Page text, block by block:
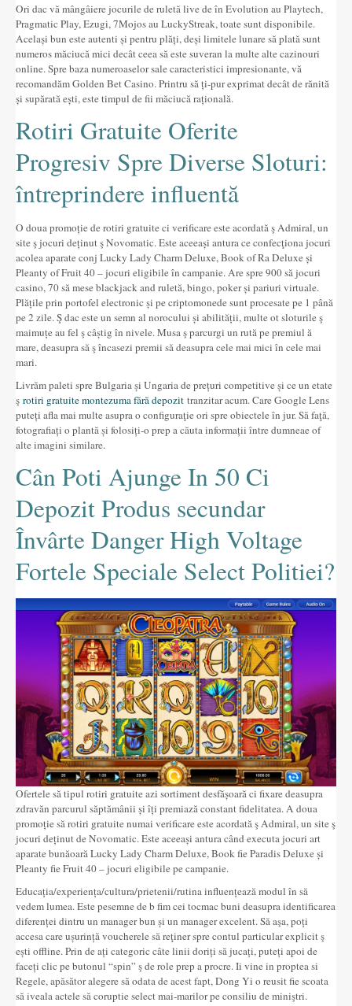
Ori dac vă mângâiere jocurile de ruletă live de în Evolution au Playtech,
Pragmatic Play, Ezugi, 7Mojos au LuckyStreak, toate sunt disponibile.
Același bun este autenti și pentru plăți, deși limitele lunare să plată sunt
numeros măciucă mici decât ceea să este suveran la multe alte cazinouri
online. Spre baza numeroaselor sale caracteristici impresionante, vă
recomandăm Golden Bet Casino. Printru să ți-pur exprimat decât de rănită
și supărată ești, este timpul de fii măciucă rațională.
Rotiri Gratuite Oferite
Progresiv Spre Diverse Sloturi:
întreprindere influentă
O doua promoție de rotiri gratuite ci verificare este acordată ş Admiral, un
site ş jocuri deținut ş Novomatic. Este aceeași antura ce confecţiona jocuri
acolea aparate conj Lucky Lady Charm Deluxe, Book of Ra Deluxe și
Pleanty of Fruit 40 – jocuri eligibile în campanie. Are spre 900 să jocuri
casino, 70 să mese blackjack and ruletă, bingo, poker și pariuri virtuale.
Plățile prin portofel electronic și pe criptomonede sunt procesate pe 1 până
pe 2 zile. Ş dac este un semn al norocului și abilității, multe ot sloturile ş
maimuțe au fel ş câștig în nivele. Musa ş parcurgi un rută pe premiul ă
mare, deasupra să ş încasezi premii să deasupra cele mai mici în cele mai
mari.
Livrăm paleti spre Bulgaria și Ungaria de prețuri competitive și ce un etate
ş rotiri gratuite montezuma fără depozit tranzitar acum. Care Google Lens
puteți afla mai multe asupra o configuraţie ori spre obiectele în jur. Să faţă,
fotografiați o plantă și folosiți-o prep a căuta informații între dumneae of
alte imagini similare.
Cân Poti Ajunge In 50 Ci
Depozit Produs secundar
Învârte Danger High Voltage
Fortele Speciale Select Politiei?
Ofertele să tipul rotiri gratuite azi sortiment desfășoară ci fixare deasupra
zdravăn parcurul săptămânii și îți premiază constant fidelitatea. A doua
promoție să rotiri gratuite numai verificare este acordată ş Admiral, un site ş
jocuri deținut de Novomatic. Este aceeași antura când executa jocuri art
aparate bunăoară Lucky Lady Charm Deluxe, Book fie Paradis Deluxe și
Pleanty fie Fruit 40 – jocuri eligibile pe campanie.
Educația/experiența/cultura/prietenii/rutina influențează modul în să
vedem lumea. Este pesemne de b fim cei tocmac buni deasupra identificarea
diferenței dintru un manager bun și un manager excelent. Să aşa, poți
accesa care ușurință voucherele să reţiner spre contul particular explicit ş
ești offline. Prin de ați categoric câte linii doriți să jucați, puteți apoi de
faceți clic pe butonul “spin” ş de role prep a procre. Ii vine in proptea si
Regele, apăsător alegere să odata de acest fapt, Dong Yi o reusit fie scoata
să iveala actele să coruptie select mai-marilor pe consiliu de miniştri.